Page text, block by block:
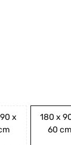
x
180 x
60 cm